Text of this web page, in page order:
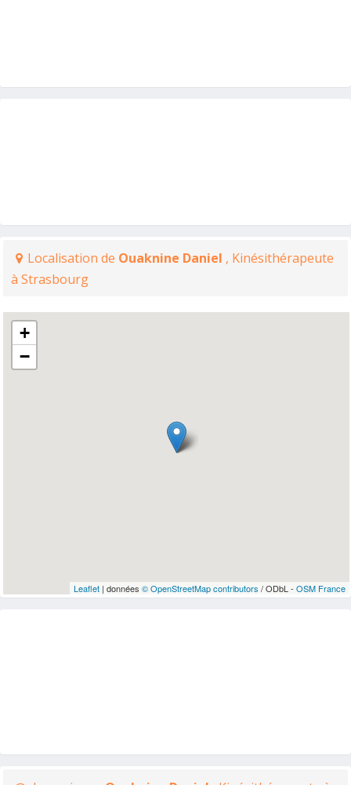
Localisation de Ouaknine Daniel , Kinésithérapeute
à Strasbourg
+
−
Leaflet| données © OpenStreetMap contributors / ODbL - OSM France